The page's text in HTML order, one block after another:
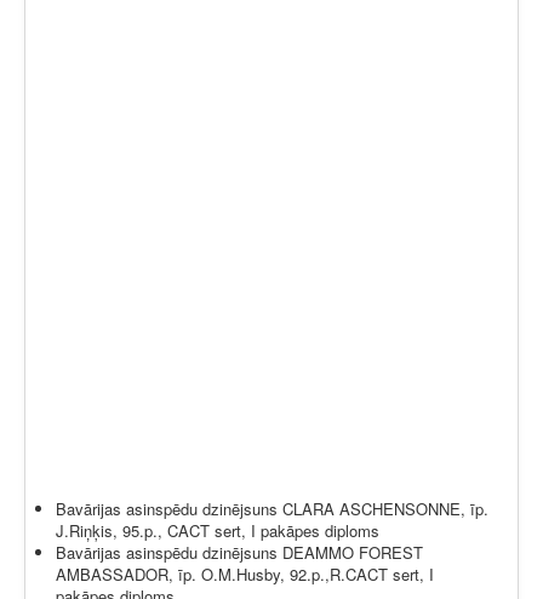
Bavārijas asinspēdu dzinējsuns CLARA ASCHENSONNE, īp.
J.Riņķis, 95.p., CACT sert, I pakāpes diploms
Bavārijas asinspēdu dzinējsuns DEAMMO FOREST
AMBASSADOR, īp. O.M.Husby, 92.p.,R.CACT sert, I